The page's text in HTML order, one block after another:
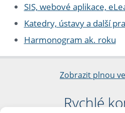
SIS, webové aplikace,
Katedry, ústavy a další
Harmonogram ak. roku
Zobrazit plnou
Rychlé